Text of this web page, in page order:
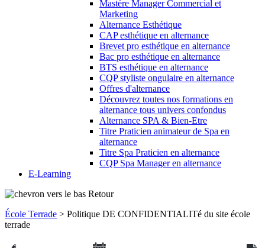
Mastère Manager Commercial et
Marketing
Alternance Esthétique
CAP esthétique en alternance
Brevet pro esthétique en alternance
Bac pro esthétique en alternance
BTS esthétique en alternance
CQP styliste ongulaire en alternance
Offres d'alternance
Découvrez toutes nos formations en
alternance tous univers confondus
Alternance SPA & Bien-Etre
Titre Praticien animateur de Spa en
alternance
Titre Spa Praticien en alternance
CQP Spa Manager en alternance
E-Learning
Retour
École Terrade > Politique DE CONFIDENTIALITé du site école
terrade